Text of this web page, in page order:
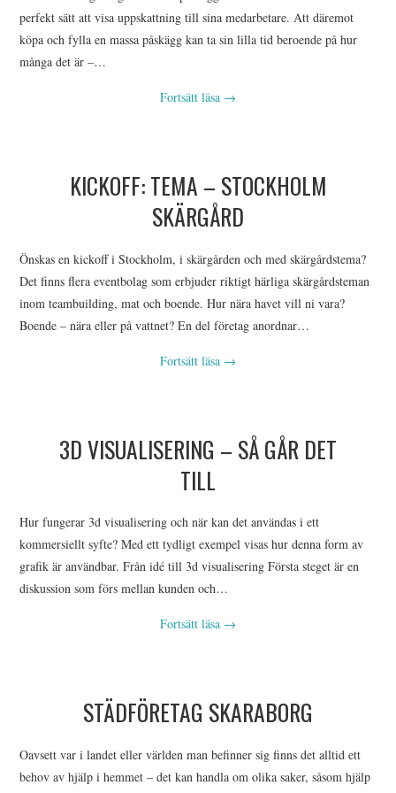
perfekt sätt att visa uppskattning till sina medarbetare. Att däremot
köpa och fylla en massa påskägg kan ta sin lilla tid beroende på hur
många det är –…
Fortsätt läsa →
KICKOFF: TEMA – STOCKHOLM
SKÄRGÅRD
Önskas en kickoff i Stockholm, i skärgården och med skärgårdstema?
Det finns flera eventbolag som erbjuder riktigt härliga skärgårdsteman
inom teambuilding, mat och boende. Hur nära havet vill ni vara?
Boende – nära eller på vattnet? En del företag anordnar…
Fortsätt läsa →
3D VISUALISERING – SÅ GÅR DET
TILL
Hur fungerar 3d visualisering och när kan det användas i ett
kommersiellt syfte? Med ett tydligt exempel visas hur denna form av
grafik är användbar. Från idé till 3d visualisering Första steget är en
diskussion som förs mellan kunden och…
Fortsätt läsa →
STÄDFÖRETAG SKARABORG
Oavsett var i landet eller världen man befinner sig finns det alltid ett
behov av hjälp i hemmet – det kan handla om olika saker, såsom hjälp